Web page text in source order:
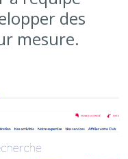
des
mesure.